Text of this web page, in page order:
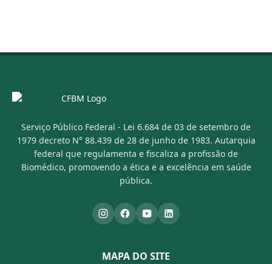
Serviço Público Federal - Lei 6.684 de 03 de setembro de
1979 decreto N° 88.439 de 28 de junho de 1983. Autarquia
federal que regulamenta e fiscaliza a profissão de
Biomédico, promovendo a ética e a excelência em saúde
pública.
MAPA DO SITE